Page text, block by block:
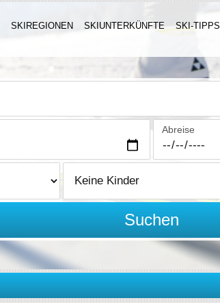
SKIREGIONEN SKIUNTERKÜNFTE SKI-TIPPS
Abreise
Suchen